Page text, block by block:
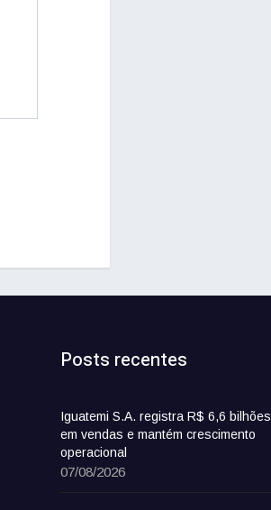
Posts recentes
Iguatemi S.A. registra R$ 6,6 bilhões
em vendas e mantém crescimento
operacional
07/08/2026